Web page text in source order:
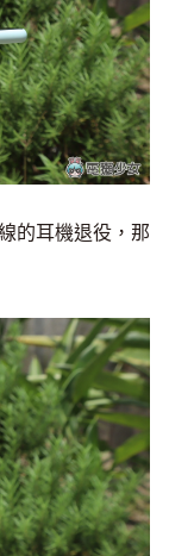
的耳機退役，那